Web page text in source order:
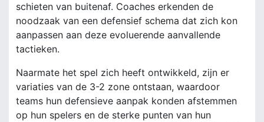
schieten van buitenaf. Coaches erkenden de
noodzaak van een defensief schema dat zich kon
aanpassen aan deze evoluerende aanvallende
tactieken.
Naarmate het spel zich heeft ontwikkeld, zijn er
variaties van de 3-2 zone ontstaan, waardoor
teams hun defensieve aanpak konden afstemmen
op hun spelers en de sterke punten van hun